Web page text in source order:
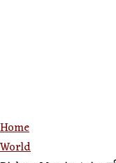
Home
World